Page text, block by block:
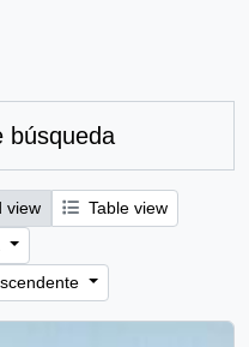
búsqueda
view
Table view